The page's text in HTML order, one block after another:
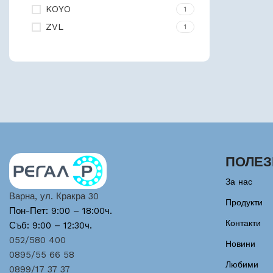
KOYO 1
ZVL 1
Варна, ул. Кракра 30
Пон-Пет: 9:00 – 18:00ч.
Съб: 9:00 – 12:30ч.
052/580 400
0895/55 66 58
0899/17 37 37
За нас
Продукти
Контакти
Новини
Любими